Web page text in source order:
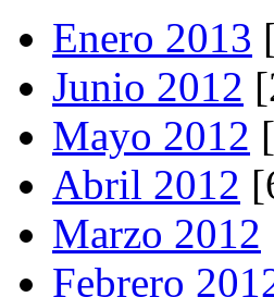
Enero 2013
Junio 2012
Mayo 2012
Abril 2012
Marzo 2012
Febrero